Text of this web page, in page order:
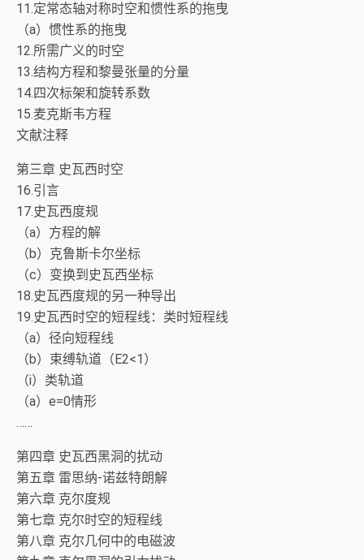
11.定常态轴对称时空和惯性系的拖曳
（a）惯性系的拖曳
12.所需广义的时空
13.结构方程和黎曼张量的分量
14.四次标架和旋转系数
15.麦克斯韦方程
文献注释
第三章 史瓦西时空
16.引言
17.史瓦西度规
（a）方程的解
（b）克鲁斯卡尔坐标
（c）变换到史瓦西坐标
18.史瓦西度规的另一种导出
19.史瓦西时空的短程线：类时短程线
（a）径向短程线
（b）束缚轨道（E2<1）
（i）类轨道
（a）e=0情形
……
第四章 史瓦西黑洞的扰动
第五章 雷思纳-诺兹特朗解
第六章 克尔度规
第七章 克尔时空的短程线
第八章 克尔几何中的电磁波